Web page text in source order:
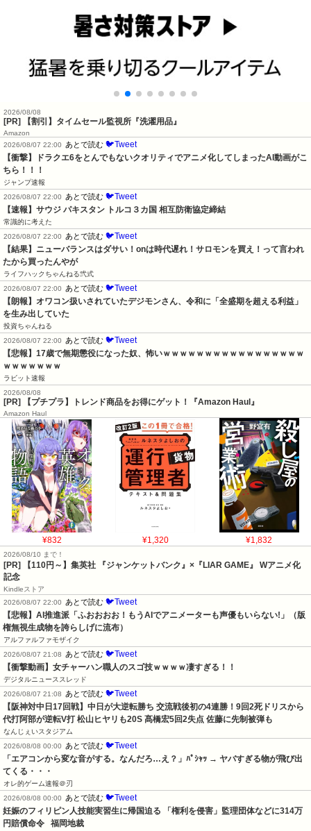
2026/08/08
[PR] 【割引】タイムセール監視所『洗濯用品』
Amazon
2026/08/07 22:00
あとで読む 🐦Tweet
【衝撃】ドラクエ6をとんでもないクオリティでアニメ化してしまったAI動画がこ
ちら！！！
ジャンプ速報
2026/08/07 22:00
あとで読む 🐦Tweet
【速報】サウジ パキスタン トルコ３カ国 相互防衛協定締結
常識的に考えた
2026/08/07 22:00
あとで読む 🐦Tweet
【結果】ニューバランスはダサい！onは時代遅れ！サロモンを買え！って言われ
たから買ったんやが
ライフハックちゃんねる弐式
2026/08/07 22:00
あとで読む 🐦Tweet
【朗報】オワコン扱いされていたデジモンさん、令和に「全盛期を超える利益」
を生み出していた
投資ちゃんねる
2026/08/07 22:00
あとで読む 🐦Tweet
【悲報】17歳で無期懲役になった奴、怖いｗｗｗｗｗｗｗｗｗｗｗｗｗｗｗｗｗ
ｗｗｗｗｗｗｗ
ラビット速報
2026/08/08
[PR] 【プチプラ】トレンド商品をお得にゲット！『Amazon Haul』
Amazon Haul
¥832 ¥1,320 ¥1,832
2026/08/10 まで！
[PR]
【110円～】集英社 『ジャンケットバンク』×『LIAR GAME』 Wアニメ化
記念
Kindleストア
2026/08/07 22:00
あとで読む 🐦Tweet
【悲報】AI推進派「ふおおおお！もうAIでアニメーターも声優もいらない!」（版
権無視生成物を誇らしげに流布）
アルファルファモザイク
2026/08/07 21:08
あとで読む 🐦Tweet
【衝撃動画】女チャーハン職人のスゴ技ｗｗｗｗ凄すぎる！！
デジタルニューススレッド
2026/08/07 21:08
あとで読む 🐦Tweet
【阪神対中日17回戦】中日が大逆転勝ち 交流戦後初の4連勝！9回2死ドリスから
代打阿部が逆転V打 松山ヒヤリも20S 髙橋宏5回2失点 佐藤に先制被弾も
なんじぇいスタジアム
2026/08/08 00:00
あとで読む 🐦Tweet
「エアコンから変な音がする。なんだろ…え？」ﾊﾟｼｬｯ → ヤバすぎる物が飛び出
てくる・・・
オレ的ゲーム速報＠刃
2026/08/08 00:00
あとで読む 🐦Tweet
妊娠のフィリピン人技能実習生に帰国迫る 「権利を侵害」監理団体などに314万
円賠償命令   福岡地裁